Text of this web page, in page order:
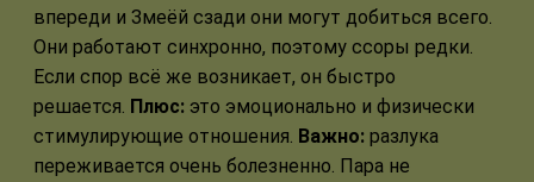
впереди и Змеёй сзади они могут добиться всего.
Они работают синхронно, поэтому ссоры редки.
Если спор всё же возникает, он быстро
решается. Плюс: это эмоционально и физически
стимулирующие отношения. Важно: разлука
переживается очень болезненно. Пара не